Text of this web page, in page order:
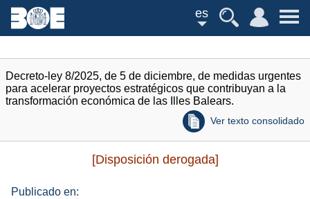
es
Decreto-ley 8/2025, de 5 de diciembre, de medidas urgentes
para acelerar proyectos estratégicos que contribuyan a la
transformación económica de las Illes Balears.
Ver texto consolidado
[Disposición derogada]
Publicado en: